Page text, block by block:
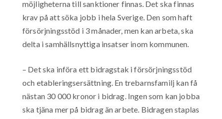
möjligheterna till sanktioner finnas. Det ska finnas
krav på att söka jobb i hela Sverige. Den som haft
försörjningsstöd i 3 månader, men kan arbeta, ska
delta i samhällsnyttiga insatser inom kommunen.
– Det ska införa ett bidragstak i försörjningsstöd
och etableringsersättning. En trebarnsfamilj kan få
nästan 30 000 kronor i bidrag. Ingen som kan jobba
ska tjäna mer på bidrag än arbete. Bidragen staplas